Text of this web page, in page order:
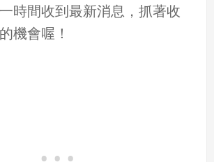
時間收到最新消息，抓著收
機會喔！